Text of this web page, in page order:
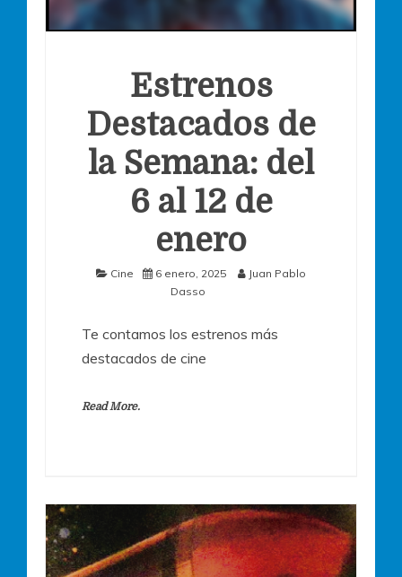
Estrenos
Destacados de
la Semana: del
6 al 12 de
enero
Cine 6 enero, 2025
Juan Pablo
Dasso
Te contamos los estrenos más
destacados de cine
Read More.